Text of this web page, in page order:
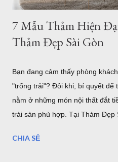
7 Mẫu Thảm Hiện
Thảm Đẹp Sài Gòn
Bạn đang cảm thấy phòng
"trống trải"? Đôi khi, bí quyết để
nằm ở những món nội thất đắt
trải sàn phù hợp. Tại Thảm Đẹp
7 phong cách phối thảm trang
CHIA SẺ